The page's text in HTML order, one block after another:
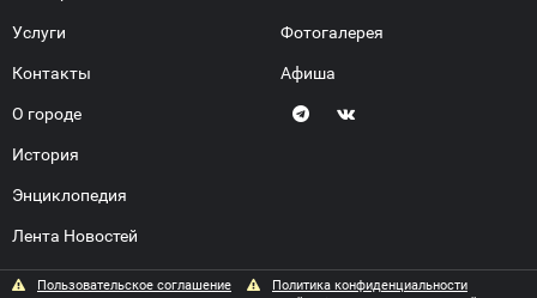
Услуги
Контакты
О городе
История
Энциклопедия
Лента Новостей
Фотогалерея
Афиша
Пользовательское соглашение
Политика конфиденциальности